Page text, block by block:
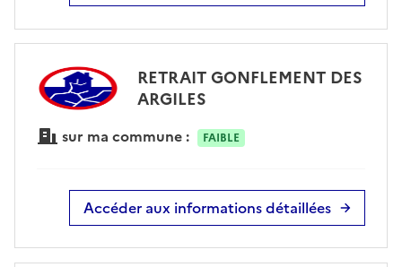
RETRAIT GONFLEMENT DES
ARGILES
sur ma commune : FAIBLE
Accéder aux informations détaillées